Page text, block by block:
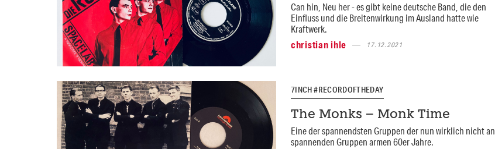
Can hin, Neu her - es gibt keine deutsche Band, die den
Einfluss und die Breitenwirkung im Ausland hatte wie
Kraftwerk.
christian ihle
17.12.2021
7INCH #RECORDOFTHEDAY
The Monks – Monk Time
Eine der spannendsten Gruppen der nun wirklich nicht an
spannenden Gruppen armen 60er Jahre.